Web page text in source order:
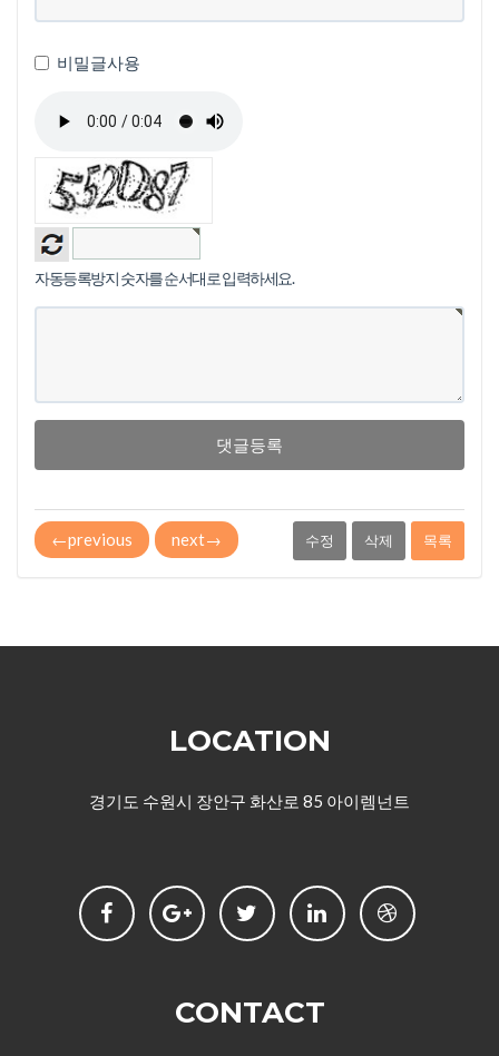
비밀글사용
자동등록방지 숫자를 순서대로 입력하세요.
댓글등록
←previous next→ 수정 삭제 목록
LOCATION
경기도 수원시 장안구 화산로 85 아이렘넌트
CONTACT